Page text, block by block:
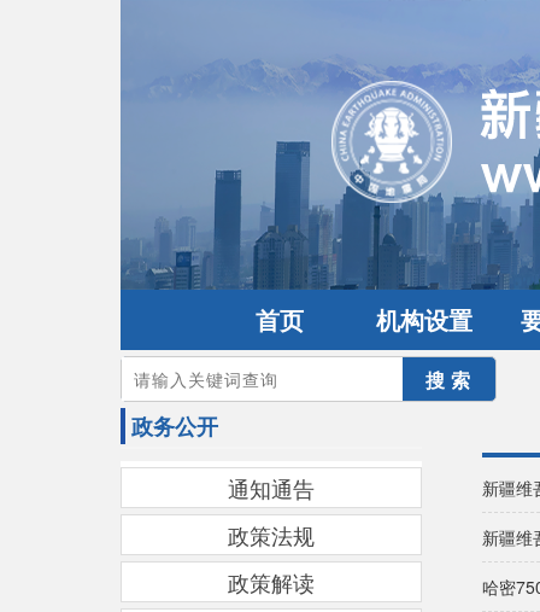
首页 机构设置
您的当前位置：首页>政务公开
政务公开
通知通告
政策法规
政策解读
新疆维
新疆维
哈密